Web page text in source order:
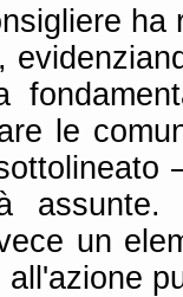
ha
le
un